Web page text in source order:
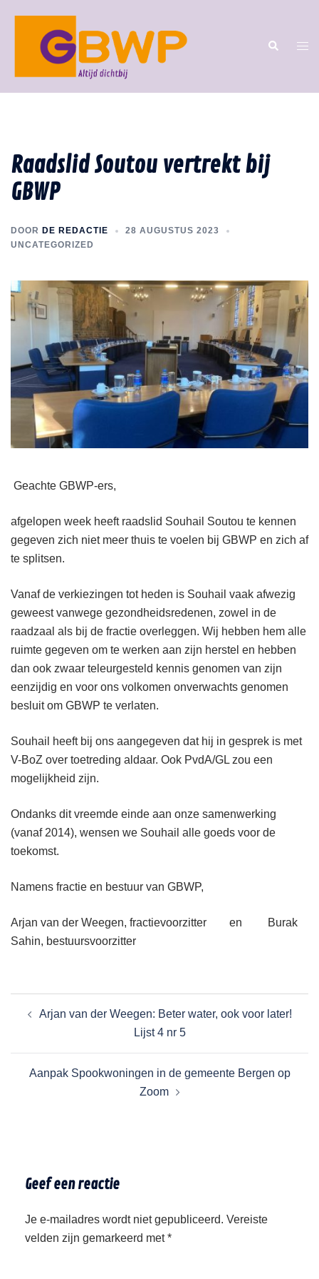
Raadslid Soutou vertrekt bij
GBWP
DOOR DE REDACTIE
28 AUGUSTUS 2023
UNCATEGORIZED
Geachte GBWP-ers,
afgelopen week heeft raadslid Souhail Soutou te kennen
gegeven zich niet meer thuis te voelen bij GBWP en zich af
te splitsen.
Vanaf de verkiezingen tot heden is Souhail vaak afwezig
geweest vanwege gezondheidsredenen, zowel in de
raadzaal als bij de fractie overleggen. Wij hebben hem alle
ruimte gegeven om te werken aan zijn herstel en hebben
dan ook zwaar teleurgesteld kennis genomen van zijn
eenzijdig en voor ons volkomen onverwachts genomen
besluit om GBWP te verlaten.
Souhail heeft bij ons aangegeven dat hij in gesprek is met
V-BoZ over toetreding aldaar. Ook PvdA/GL zou een
mogelijkheid zijn.
Ondanks dit vreemde einde aan onze samenwerking
(vanaf 2014), wensen we Souhail alle goeds voor de
toekomst.
Namens fractie en bestuur van GBWP,
Arjan van der Weegen, fractievoorzitter en Burak
Sahin, bestuursvoorzitter
Arjan van der Weegen: Beter water, ook voor later!
Lijst 4 nr 5
Aanpak Spookwoningen in de gemeente Bergen op
Zoom
Geef een reactie
Je e-mailadres wordt niet gepubliceerd. Vereiste
velden zijn gemarkeerd met*